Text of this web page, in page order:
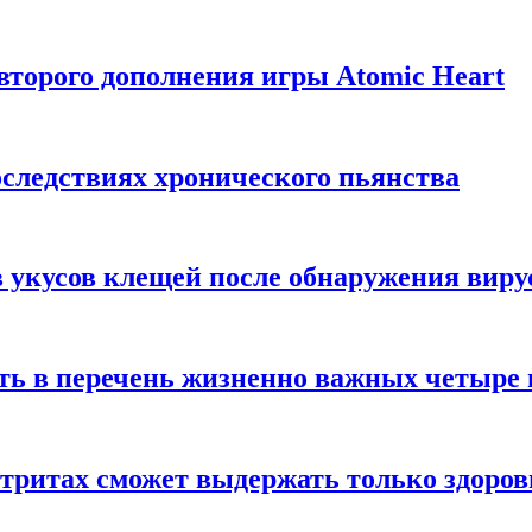
дополнения игры Atomic Heart
хронического пьянства
клещей после обнаружения
в перечень жизненно важных четыре
сможет выдержать только